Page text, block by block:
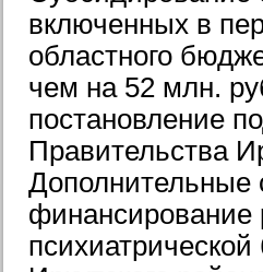
включенных в
областного
чем на 52 млн.
постановление
Правительства
Дополнительные
финансирование